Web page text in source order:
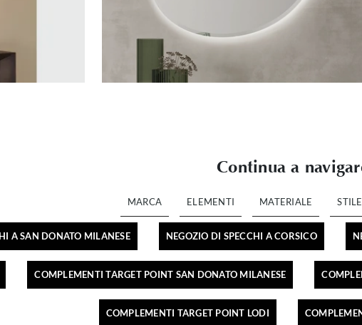
Continua a
MARCA ELEMENTI MATERIALE STILE
A SAN DONATO MILANESE NEGOZIO DI SPECCHI A CORSICO
COMPLEMENTI TARGET POINT SAN DONATO MILANESE
COMPLEMENTI TARGET POINT LODI